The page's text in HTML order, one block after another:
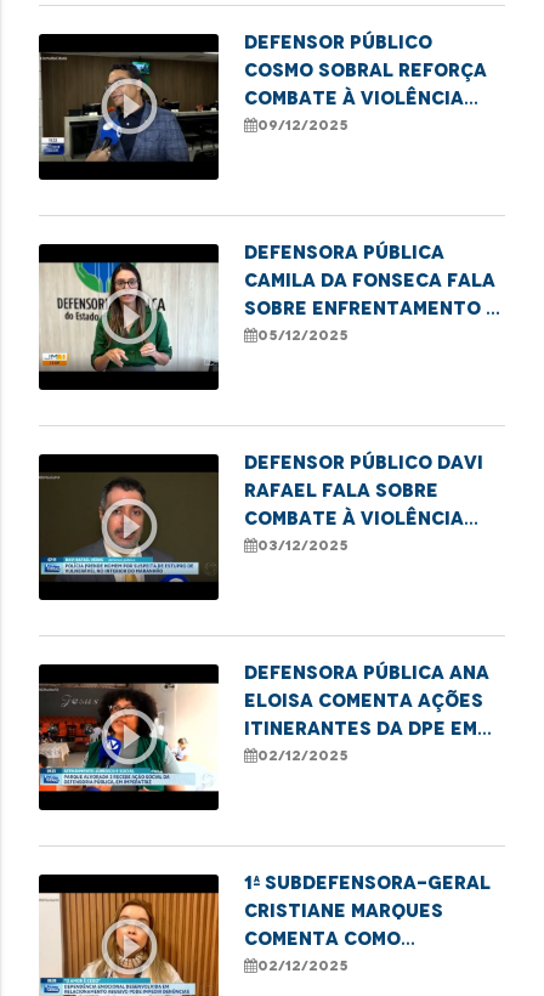
play_circle_outline
Defensor Público
Cosmo Sobral reforça
combate à violência
contra idosos no
09/12/2025
play_circle_outline
Defensora Pública
Camila da Fonseca fala
sobre enfrentamento à
pornografia infantil
05/12/2025
play_circle_outline
Defensor Público Davi
Rafael fala sobre
combate à violência
contra crianças e
03/12/2025
play_circle_outline
Defensora pública Ana
Eloisa comenta ações
itinerantes da DPE em
Imperatriz
02/12/2025
play_circle_outline
1ª subdefensora-geral
Cristiane Marques
comenta como
dependência emocional
02/12/2025